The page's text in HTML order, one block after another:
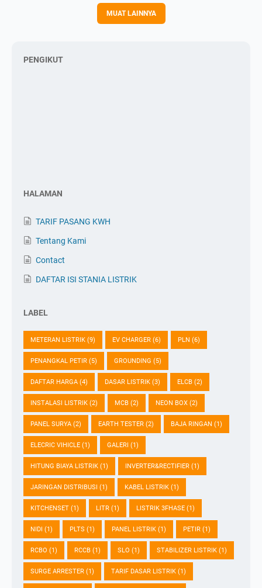
MUAT LAINNYA
PENGIKUT
HALAMAN
TARIF PASANG KWH
Tentang Kami
Contact
DAFTAR ISI STANIA LISTRIK
LABEL
METERAN LISTRIK (9) EV CHARGER (6) PLN (6)
PENANGKAL PETIR (5) GROUNDING (5)
DAFTAR HARGA (4) DASAR LISTRIK (3) ELCB (2)
INSTALASI LISTRIK (2) MCB (2) NEON BOX (2)
PANEL SURYA (2) EARTH TESTER (2) BAJA RINGAN (1)
ELECRIC VIHICLE (1) GALERI (1)
HITUNG BIAYA LISTRIK (1) INVERTER&RECTIFIER (1)
JARINGAN DISTRIBUSI (1) KABEL LISTRIK (1)
KITCHENSET (1) LITR (1) LISTRIK 3FHASE (1)
NIDI (1) PLTS (1) PANEL LISTRIK (1) PETIR (1)
RCBO (1) RCCB (1) SLO (1) STABILIZER LISTRIK (1)
SURGE ARRESTER (1) TARIF DASAR LISTRIK (1)